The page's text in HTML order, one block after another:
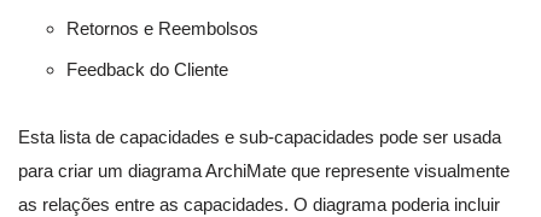
Retornos e Reembolsos
Feedback do Cliente
Esta lista de capacidades e sub-capacidades pode ser usada
para criar um diagrama ArchiMate que represente visualmente
as relações entre as capacidades. O diagrama poderia incluir